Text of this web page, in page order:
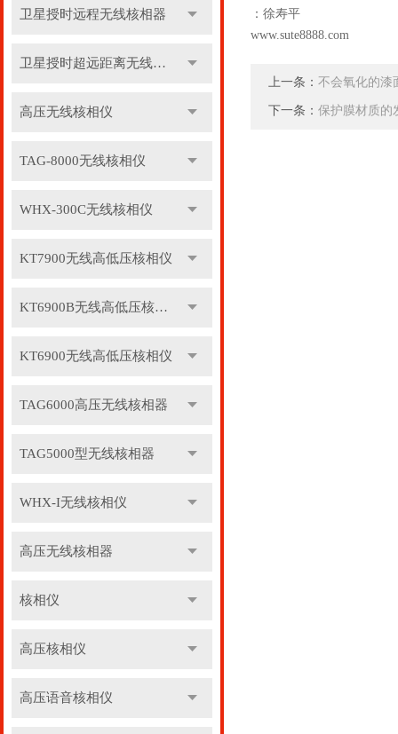
卫星授时远程无线核相器
卫星授时超远距离无线核相器
高压无线核相仪
TAG-8000无线核相仪
WHX-300C无线核相仪
KT7900无线高低压核相仪
KT6900B无线高低压核相仪
KT6900无线高低压核相仪
TAG6000高压无线核相器
TAG5000型无线核相器
WHX-I无线核相仪
高压无线核相器
核相仪
高压核相仪
高压语音核相仪
：徐寿平
www.sute8888.com
上一条： 不会氧化的漆
下一条： 保护膜材质的